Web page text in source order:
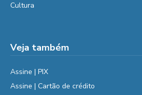
Cultura
Veja também
Assine | PIX
Assine | Cartão de crédito